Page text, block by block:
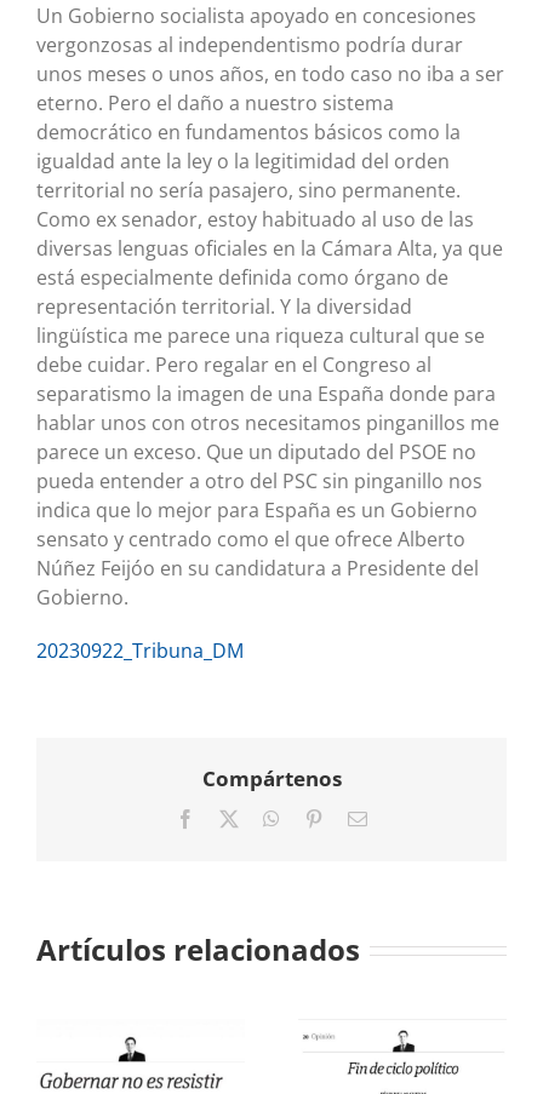
Un Gobierno socialista apoyado en concesiones
vergonzosas al independentismo podría durar
unos meses o unos años, en todo caso no iba a ser
eterno. Pero el daño a nuestro sistema
democrático en fundamentos básicos como la
igualdad ante la ley o la legitimidad del orden
territorial no sería pasajero, sino permanente.
Como ex senador, estoy habituado al uso de las
diversas lenguas oficiales en la Cámara Alta, ya que
está especialmente definida como órgano de
representación territorial. Y la diversidad
lingüística me parece una riqueza cultural que se
debe cuidar. Pero regalar en el Congreso al
separatismo la imagen de una España donde para
hablar unos con otros necesitamos pinganillos me
parece un exceso. Que un diputado del PSOE no
pueda entender a otro del PSC sin pinganillo nos
indica que lo mejor para España es un Gobierno
sensato y centrado como el que ofrece Alberto
Núñez Feijóo en su candidatura a Presidente del
Gobierno.
20230922_Tribuna_DM
Compártenos
Facebook WhatsApp
PinterestCorreo
Artículos relacionados